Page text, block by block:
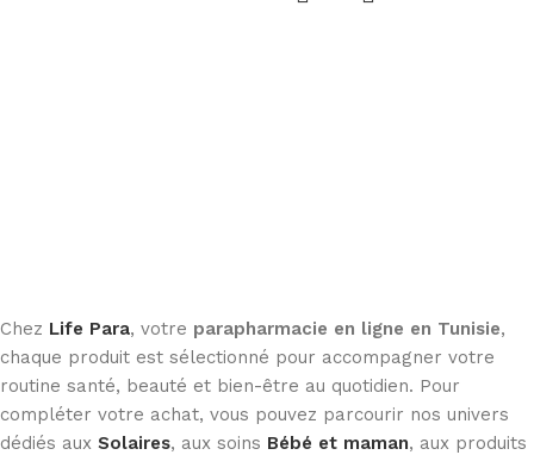
Chez Life Para, votre parapharmacie en ligne en Tunisie,
chaque produit est sélectionné pour accompagner votre
routine santé, beauté et bien-être au quotidien. Pour
compléter votre achat, vous pouvez parcourir nos univers
dédiés aux Solaires, aux soins Bébé et maman, aux produits